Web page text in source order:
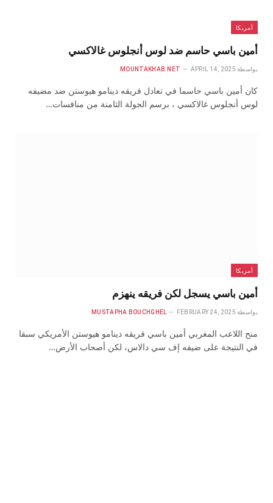
أمريكا
أمين باسي حاسم ضد لوس أنجلوس غالاكسي
بواسطة MOUNTAKHAB.NET APRIL 14, 2025
كان أمين باسي حاسما في تعادل فريقه دينامو هيوستن ضد مضيفه
لوس أنجلوس غالاكسي ، برسم الجولة الثامنة من منافسات…
أمريكا
أمين باسي يسجل لكن فريقه ينهزم
بواسطة MUSTAPHA BOUCHGHEL FEBRUARY 24, 2025
منح اللاعب المغربي أمين باسي فريقه دينامو هيوستن الأمريكي سبقا
في النتيجة على ضيفه إف سي دالاس، لكن أصحاب الأرض…